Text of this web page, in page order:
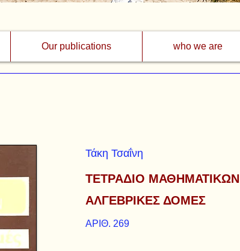
Our publications who we are
Τάκη Τσαΐνη
ΤΕΤΡΑΔΙΟ ΜΑΘΗΜΑΤΙΚΩΝ
ΑΛΓΕΒΡΙΚΕΣ ΔΟΜΕΣ
ΑΡΙΘ. 269